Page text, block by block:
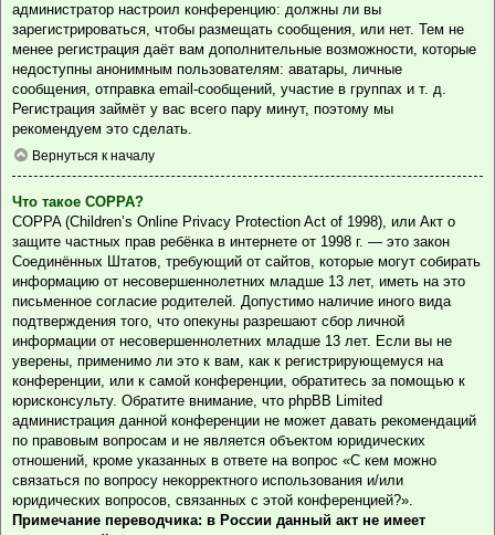
администратор настроил конференцию: должны ли вы
зарегистрироваться, чтобы размещать сообщения, или нет. Тем не
менее регистрация даёт вам дополнительные возможности, которые
недоступны анонимным пользователям: аватары, личные
сообщения, отправка email-сообщений, участие в группах и т. д.
Регистрация займёт у вас всего пару минут, поэтому мы
рекомендуем это сделать.
Вернуться к началу
Что такое COPPA?
COPPA (Children’s Online Privacy Protection Act of 1998), или Акт о
защите частных прав ребёнка в интернете от 1998 г. — это закон
Соединённых Штатов, требующий от сайтов, которые могут собирать
информацию от несовершеннолетних младше 13 лет, иметь на это
письменное согласие родителей. Допустимо наличие иного вида
подтверждения того, что опекуны разрешают сбор личной
информации от несовершеннолетних младше 13 лет. Если вы не
уверены, применимо ли это к вам, как к регистрирующемуся на
конференции, или к самой конференции, обратитесь за помощью к
юрисконсульту. Обратите внимание, что phpBB Limited
администрация данной конференции не может давать рекомендаций
по правовым вопросам и не является объектом юридических
отношений, кроме указанных в ответе на вопрос «С кем можно
связаться по вопросу некорректного использования и/или
юридических вопросов, связанных с этой конференцией?».
Примечание переводчика: в России данный акт не имеет